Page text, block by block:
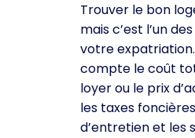
Trouver le bon
mais c’est l’un
votre
compte le coût
loyer ou le prix
les taxes
d’entretien et les